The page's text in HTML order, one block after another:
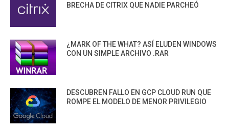
BRECHA DE CITRIX QUE NADIE PARCHEÓ
¿MARK OF THE WHAT? ASÍ ELUDEN WINDOWS
CON UN SIMPLE ARCHIVO .RAR
DESCUBREN FALLO EN GCP CLOUD RUN QUE
ROMPE EL MODELO DE MENOR PRIVILEGIO